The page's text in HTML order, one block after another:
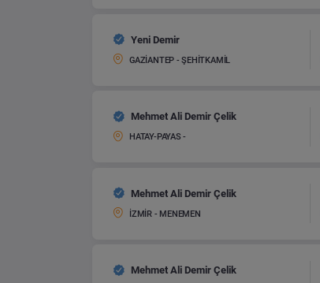
Yeni Demir
GAZİANTEP - ŞEHİTKAMİL
Mehmet Ali Demir Çelik
HATAY-PAYAS -
Mehmet Ali Demir Çelik
İZMİR - MENEMEN
Mehmet Ali Demir Çelik